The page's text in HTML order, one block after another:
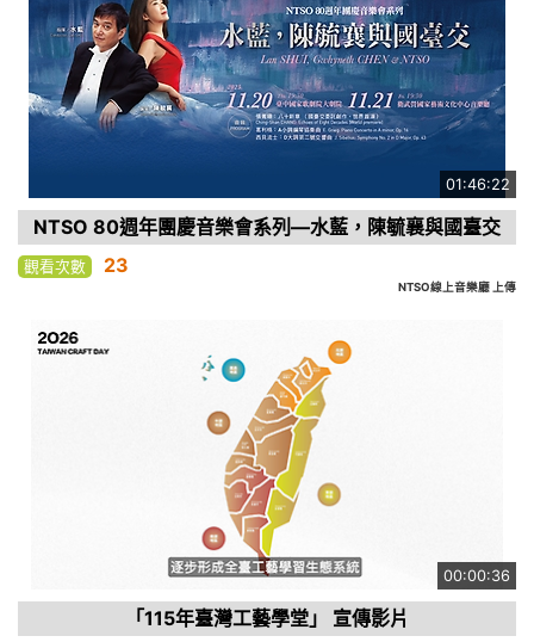
01:46:22
NTSO 80週年團慶音樂會系列—水藍，陳毓襄與國臺交
觀看次數 23
NTSO線上音樂廳 上傳
00:00:36
「115年臺灣工藝學堂」 宣傳影片